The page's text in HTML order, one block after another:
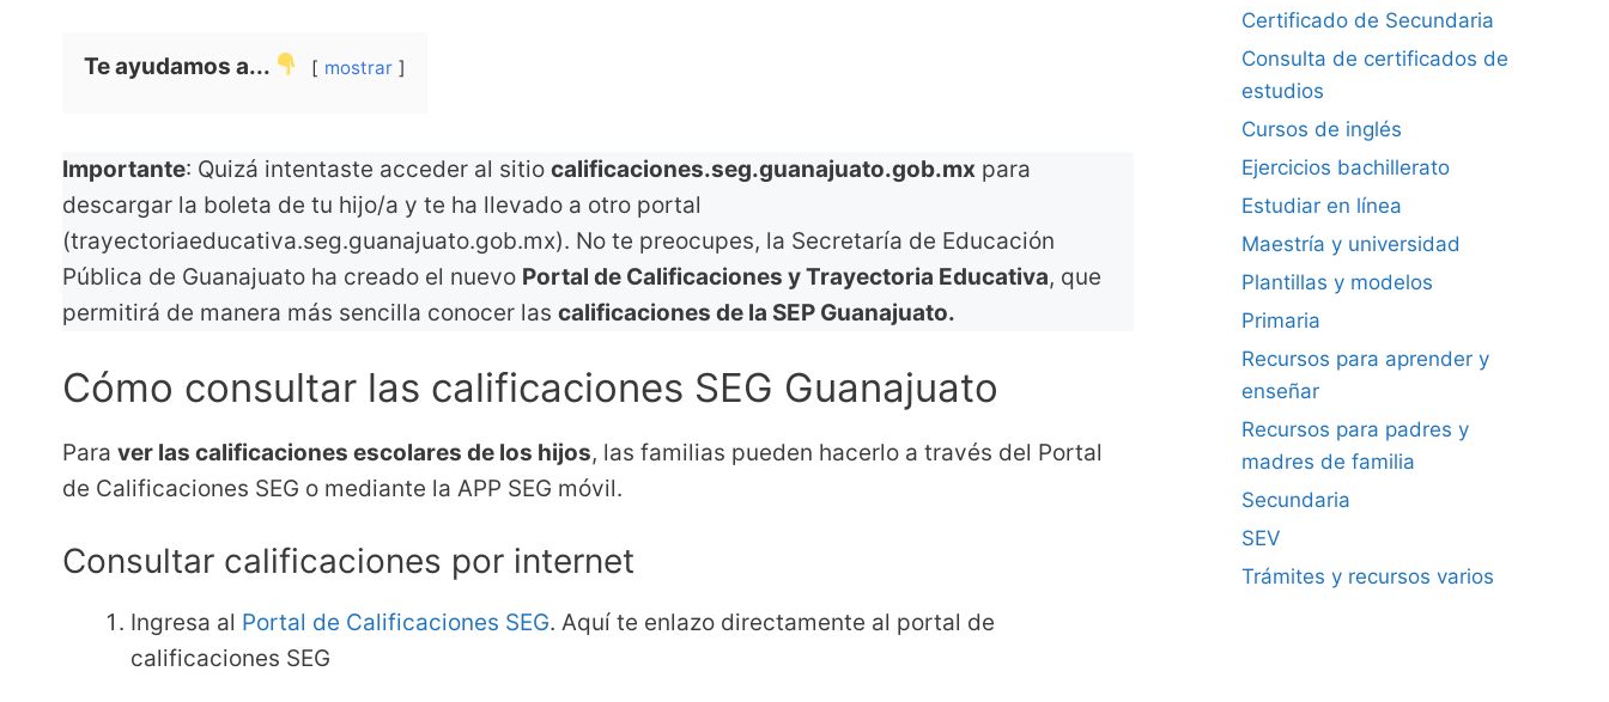
Te ayudamos a... mostrar
Importante: Quizá intentaste acceder al sitio calificaciones.seg.guanajuato.gob.mx para
descargar la boleta de tu hijo/a y te ha llevado a otro portal
(trayectoriaeducativa.seg.guanajuato.gob.mx). No te preocupes, la Secretaría de Educación
Pública de Guanajuato ha creado el nuevo Portal de Calificaciones y Trayectoria Educativa, que
permitirá de manera más sencilla conocer las calificaciones de la SEP Guanajuato.
Cómo consultar las calificaciones SEG Guanajuato
Para ver las calificaciones escolares de los hijos, las familias pueden hacerlo a través del Portal
de Calificaciones SEG o mediante la APP SEG móvil.
Consultar calificaciones por internet
Ingresa al Portal de Calificaciones SEG. Aquí te enlazo directamente al portal de
calificaciones SEG
Certificado de Secundaria
Consulta de certificados de
estudios
Cursos de inglés
Ejercicios bachillerato
Estudiar en línea
Maestría y universidad
Plantillas y modelos
Primaria
Recursos para aprender y
enseñar
Recursos para padres y
madres de familia
Secundaria
SEV
Trámites y recursos varios